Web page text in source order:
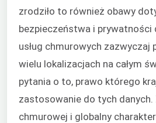
zrodziło to również obawy
bezpieczeństwa i prywatności
usług chmurowych zazwyczaj
wielu lokalizacjach na całym
pytania o to, prawo którego
zastosowanie do tych danych.
chmurowej i globalny